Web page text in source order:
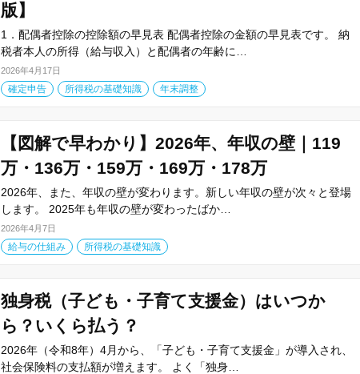
版】
1．配偶者控除の控除額の早見表 配偶者控除の金額の早見表です。 納
税者本人の所得（給与収入）と配偶者の年齢に…
2026年4月17日
確定申告 所得税の基礎知識 年末調整
【図解で早わかり】2026年、年収の壁｜119
万・136万・159万・169万・178万
2026年、また、年収の壁が変わります。新しい年収の壁が次々と登場
します。 2025年も年収の壁が変わったばか…
2026年4月7日
給与の仕組み 所得税の基礎知識
独身税（子ども・子育て支援金）はいつか
ら？いくら払う？
2026年（令和8年）4月から、「子ども・子育て支援金」が導入され、
社会保険料の支払額が増えます。 よく「独身…